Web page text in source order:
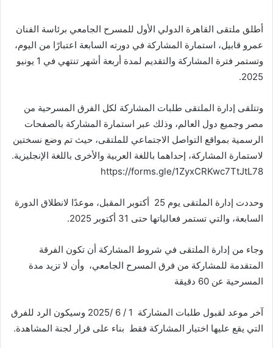
أطلق ملتقى القاهرة الدولي الأول للمسرح الجامعي برئاسة الفنان
عمرو قابيل، استمارة المشاركة في دورته السابعة اعتبارًا من اليوم،
وتستمر فترة المشاركة والتقديم لمدة أربعة أشهر تنتهي في 1 يونيو
2025.
وتتلقى إدارة الملتقى طلبات المشاركة لكل الفرق المسرحية من
مصر وجميع دول العالم، وذلك عبر استمارة المشاركة بالصفحات
الرسمية بمواقع التواصل الاجتماعي للملتقى، حيث تم وضع نسختين
لاستمارة المشاركة، إحداهما باللغة العربية والأخرى باللغة الإنجليزية.
https://forms.gle/1ZyxCRKwc7TtJtL78
وحددت إدارة الملتقى يوم 25 أكتوبر المقبل، موعدًا لانطلاق الدورة
السابعة، والتي تستمر فعالياتها حتى 31 أكتوبر 2025.
وجاء من إدارة الملتقى في شروط المشاركة أن تكون الفرقة
المتقدمة للمشاركة من فرق المسرح الجامعي، وأن لا تزيد مدة
المسرحية عن 60 دقيقة
آخر موعد لقبول طلبات المشاركة 1 / 6 /2025 وسيكون الرد للفرق
التي يقع عليها اختيار المشاركة فقط بناء على قرار لجنة المشاهدة.